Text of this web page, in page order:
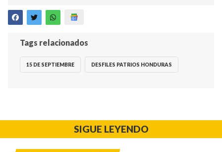
Tags relacionados
15 DE SEPTIEMBRE DESFILES PATRIOS HONDURAS
SIGUE LEYENDO